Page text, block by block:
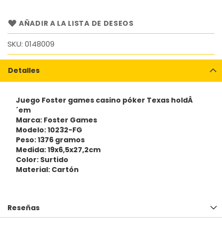
AÑADIR A LA LISTA DE DESEOS
SKU 0148009
Detalles
Juego Foster games casino póker Texas holdÂ
´em
Marca: Foster Games
Modelo: 10232-FG
Peso: 1376 gramos
Medida: 19x6,5x27,2cm
Color: Surtido
Material: Cartón
Reseñas